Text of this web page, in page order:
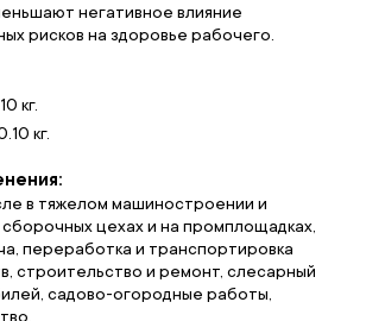
негативное влияние
рисков на здоровье рабочего.
кг.
кг.
в тяжелом машиностроении и
цехах и на промплощадках,
переработка и транспортировка
строительство и ремонт, слесарный
садово-огородные работы,